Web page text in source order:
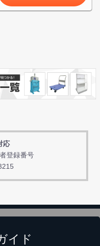
応
登録番号
イド